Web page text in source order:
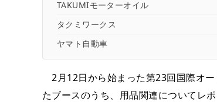
TAKUMIモーターオイル
タクミワークス
ヤマト自動車
2月12日から始まった第23回国際オ
たブースのうち、用品関連についてレポ